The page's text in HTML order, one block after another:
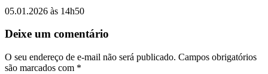
05.01.2026 às 14h50
Deixe um comentário
O seu endereço de e-mail não será publicado. Campos obrigatórios
são marcados com *